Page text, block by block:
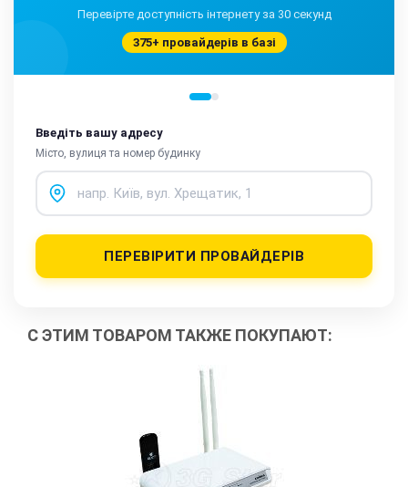
Перевірте доступність інтернету за 30 секунд
375+ провайдерів в базі
Введіть вашу адресу
Місто, вулиця та номер будинку
ПЕРЕВІРИТИ ПРОВАЙДЕРІВ
С ЭТИМ ТОВАРОМ ТАКЖЕ ПОКУПАЮТ: